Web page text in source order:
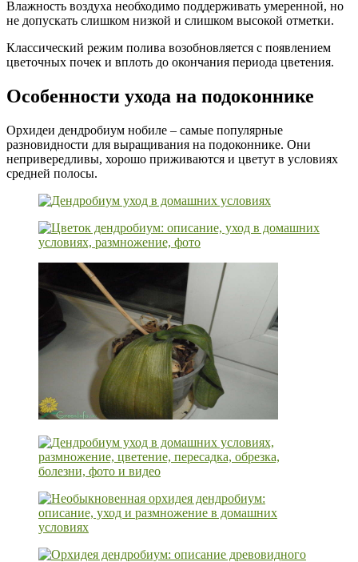
Влажность воздуха необходимо поддерживать умеренной, но
не допускать слишком низкой и слишком высокой отметки.
Классический режим полива возобновляется с появлением
цветочных почек и вплоть до окончания периода цветения.
Особенности ухода на подоконнике
Орхидеи дендробиум нобиле – самые популярные
разновидности для выращивания на подоконнике. Они
непривередливы, хорошо приживаются и цветут в условиях
средней полосы.